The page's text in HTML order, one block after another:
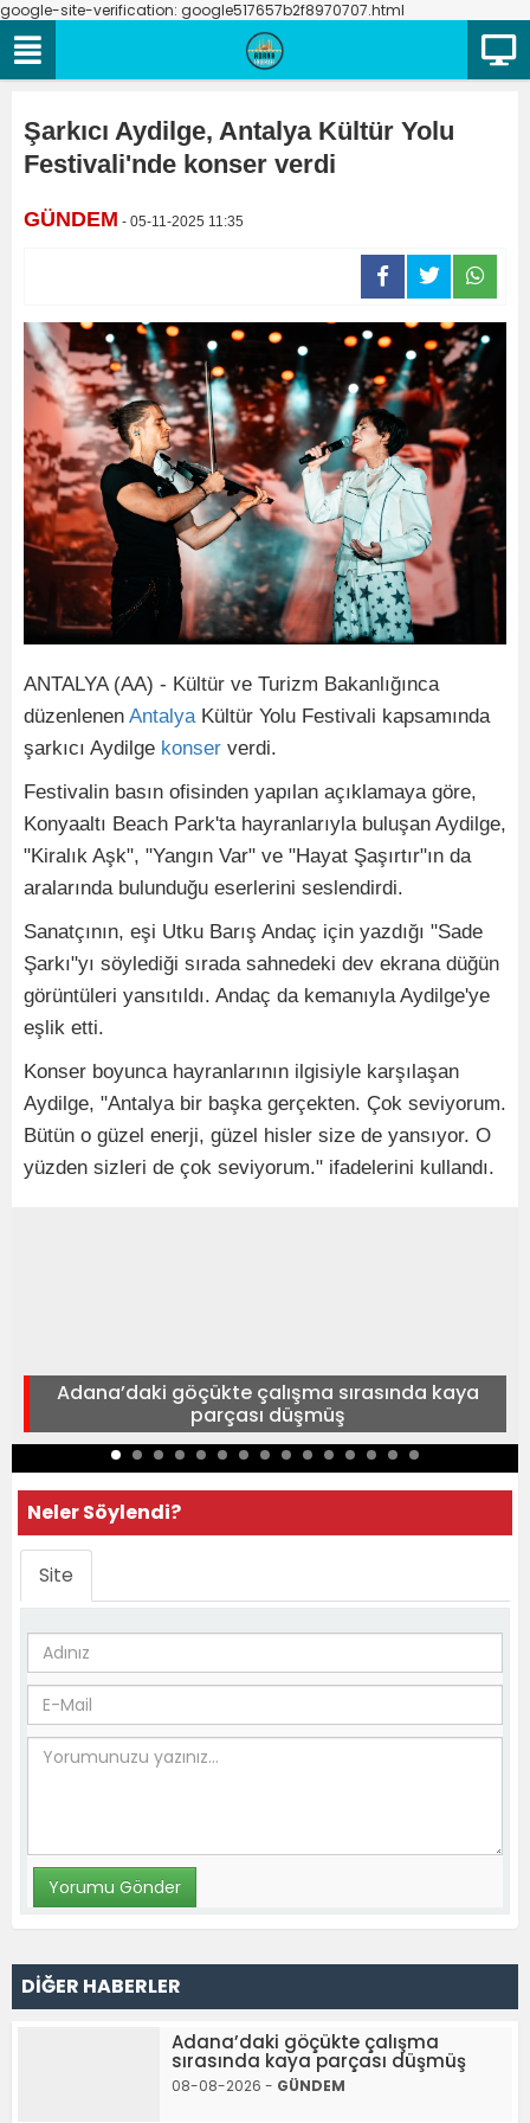
google-site-verification: google517657b2f8970707.html
Şarkıcı Aydilge, Antalya Kültür Yolu
Festivali'nde konser verdi
GÜNDEM - 05-11-2025 11:35
ANTALYA (AA) - Kültür ve Turizm Bakanlığınca
düzenlenen AntalyaKültür Yolu Festivali kapsamında
şarkıcı Aydilge konser verdi.
Festivalin basın ofisinden yapılan açıklamaya göre,
Konyaaltı Beach Park'ta hayranlarıyla buluşan Aydilge,
"Kiralık Aşk", "Yangın Var" ve "Hayat Şaşırtır"ın da
aralarında bulunduğu eserlerini seslendirdi.
Sanatçının, eşi Utku Barış Andaç için yazdığı "Sade
Şarkı"yı söylediği sırada sahnedeki dev ekrana düğün
görüntüleri yansıtıldı. Andaç da kemanıyla Aydilge'ye
eşlik etti.
Konser boyunca hayranlarının ilgisiyle karşılaşan
Aydilge, "Antalya bir başka gerçekten. Çok seviyorum.
Bütün o güzel enerji, güzel hisler size de yansıyor. O
yüzden sizleri de çok seviyorum." ifadelerini kullandı.
Adana’daki göçükte çalışma sırasında kaya
parçası düşmüş
Neler Söylendi?
Site
DİĞER HABERLER
Adana’daki göçükte çalışma
sırasında kaya parçası düşmüş
08-08-2026 - GÜNDEM